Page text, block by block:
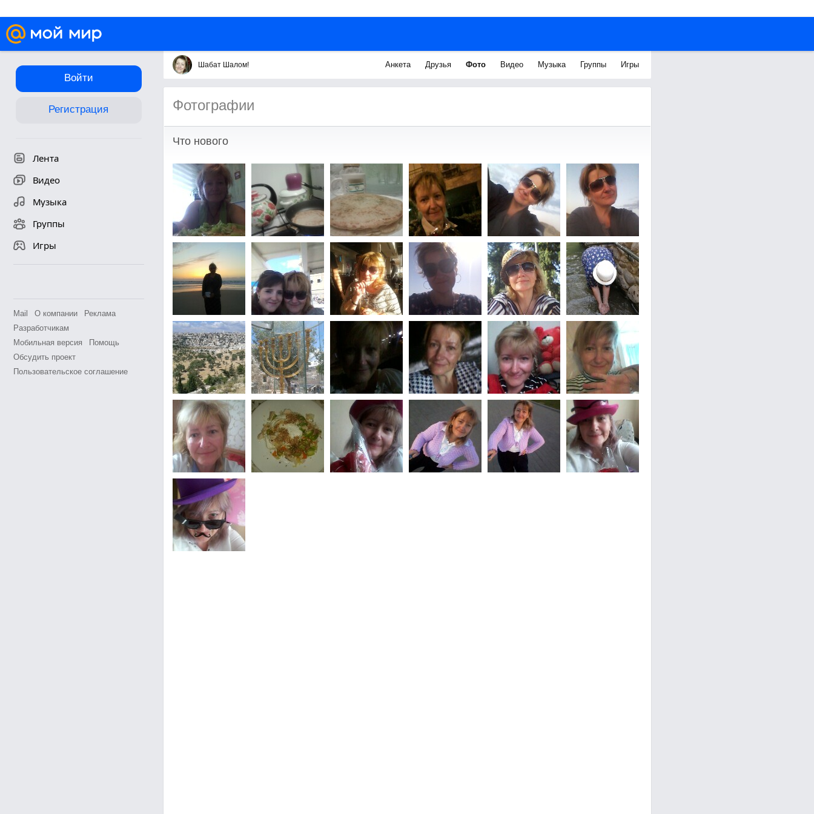
Войти
Регистрация
Лента
Видео
Музыка
Группы
Игры
Mail О компании
Реклама
Разработчикам
Мобильная версия
Помощь
Обсудить проект
Пользовательское соглашение
Шабат Шалом! Анкета Друзья Фото Видео Музыка Группы Игры
Фотографии
Что нового